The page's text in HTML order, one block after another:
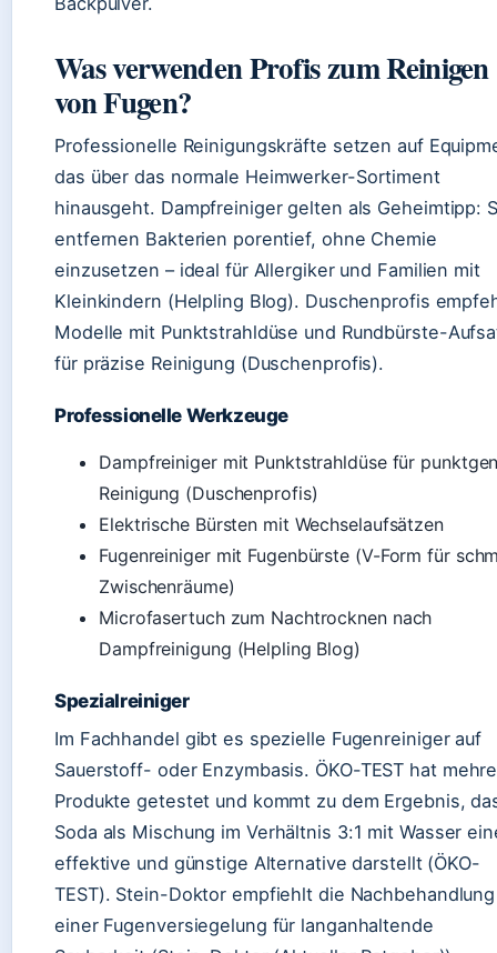
Was verwenden Profis zum Reinigen
von Fugen?
Professionelle Reinigungskräfte setzen auf
das über das normale Heimwerker-Sortiment
hinausgeht. Dampfreiniger gelten als Geheimtipp:
entfernen Bakterien porentief, ohne Chemie
einzusetzen – ideal für Allergiker und Familien mit
Kleinkindern (Helpling Blog). Duschenprofis
Modelle mit Punktstrahldüse und Rundbürste-
für präzise Reinigung (Duschenprofis).
Professionelle Werkzeuge
Dampfreiniger mit Punktstrahldüse für
Reinigung (Duschenprofis)
Elektrische Bürsten mit Wechselaufsätzen
Fugenreiniger mit Fugenbürste (V-Form für
Zwischenräume)
Microfasertuch zum Nachtrocknen nach
Dampfreinigung (Helpling Blog)
Spezialreiniger
Im Fachhandel gibt es spezielle Fugenreiniger auf
Sauerstoff- oder Enzymbasis. ÖKO-TEST hat
Produkte getestet und kommt zu dem Ergebnis,
Soda als Mischung im Verhältnis 3:1 mit Wasser
effektive und günstige Alternative darstellt (ÖKO-
TEST). Stein-Doktor empfiehlt die
einer Fugenversiegelung für langanhaltende